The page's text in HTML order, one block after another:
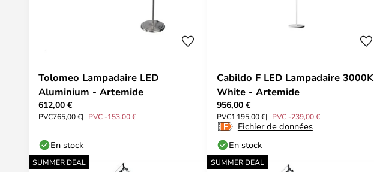
Tolomeo Lampadaire LED
Aluminium - Artemide
612,00 €
PVC765,00 € PVC -153,00 €
En stock
Cabildo F LED Lampadaire 3000K
White - Artemide
956,00 €
PVC1 195,00 € PVC -239,00 €
Fichier de données
En stock
SUMMER DEAL SUMMER DEAL